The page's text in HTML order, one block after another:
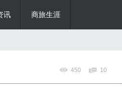
讯 商旅生涯
450 10